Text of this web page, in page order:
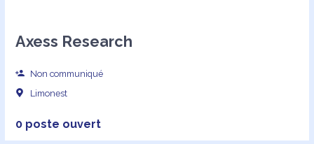
Axess Research
Non communiqué
Limonest
0 poste ouvert